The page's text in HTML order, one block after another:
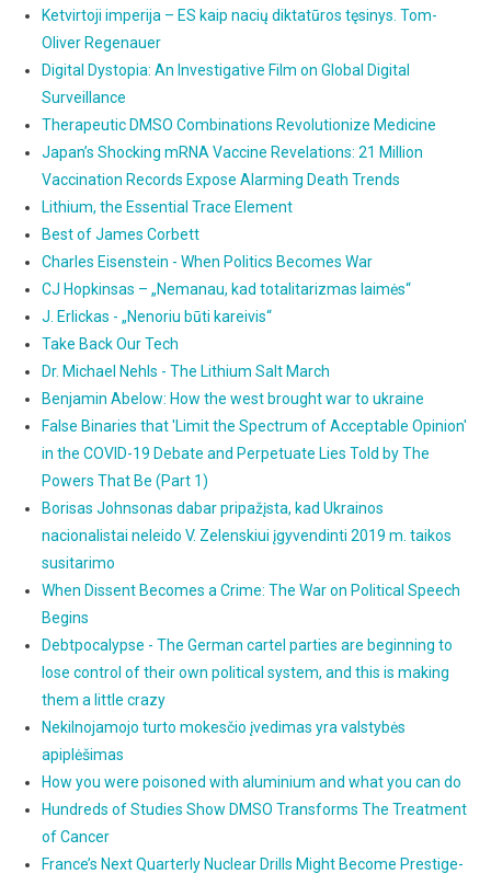
Ketvirtoji imperija – ES kaip nacių diktatūros tęsinys. Tom-
Oliver Regenauer
Digital Dystopia: An Investigative Film on Global Digital
Surveillance
Therapeutic DMSO Combinations Revolutionize Medicine
Japan’s Shocking mRNA Vaccine Revelations: 21 Million
Vaccination Records Expose Alarming Death Trends
Lithium, the Essential Trace Element
Best of James Corbett
Charles Eisenstein - When Politics Becomes War
CJ Hopkinsas – „Nemanau, kad totalitarizmas laimės“
J. Erlickas - „Nenoriu būti kareivis“
Take Back Our Tech
Dr. Michael Nehls - The Lithium Salt March
Benjamin Abelow: How the west brought war to ukraine
False Binaries that 'Limit the Spectrum of Acceptable Opinion'
in the COVID-19 Debate and Perpetuate Lies Told by The
Powers That Be (Part 1)
Borisas Johnsonas dabar pripažįsta, kad Ukrainos
nacionalistai neleido V. Zelenskiui įgyvendinti 2019 m. taikos
susitarimo
When Dissent Becomes a Crime: The War on Political Speech
Begins
Debtpocalypse - The German cartel parties are beginning to
lose control of their own political system, and this is making
them a little crazy
Nekilnojamojo turto mokesčio įvedimas yra valstybės
apiplėšimas
How you were poisoned with aluminium and what you can do
Hundreds of Studies Show DMSO Transforms The Treatment
of Cancer
France’s Next Quarterly Nuclear Drills Might Become Prestige-